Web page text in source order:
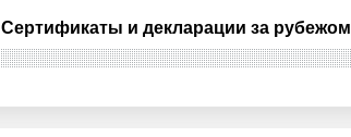
Сертификаты и декларации за рубежом